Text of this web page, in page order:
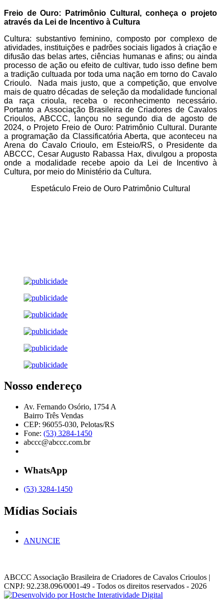
Freio de Ouro: Patrimônio Cultural, conheça o projeto
através da Lei de Incentivo à Cultura
Cultura: substantivo feminino, composto por complexo de
atividades, instituições e padrões sociais ligados à criação e
difusão das belas artes, ciências humanas e afins; ou ainda
processo de ação ou efeito de cultivar, tudo isso define bem
a tradição cultuada por toda uma nação em torno do Cavalo
Crioulo. Nada mais justo, que a competição, que envolve
mais de quatro décadas de seleção da modalidade funcional
da raça crioula, receba o reconhecimento necessário.
Portanto a Associação Brasileira de Criadores de Cavalos
Crioulos, ABCCC, lançou no segundo dia de agosto de
2024, o Projeto Freio de Ouro: Patrimônio Cultural. Durante
a programação da Classificatória Aberta, que aconteceu na
Arena do Cavalo Crioulo, em Esteio/RS, o Presidente da
ABCCC, Cesar Augusto Rabassa Hax, divulgou a proposta
onde a modalidade recebe apoio da Lei de Incentivo à
Cultura, por meio do Ministério da Cultura.
Espetáculo Freio de Ouro Patrimônio Cultural
Nosso endereço
Av. Fernando Osório, 1754 A
Bairro Três Vendas
CEP: 96055-030, Pelotas/RS
Fone: (53) 3284-1450
abccc@abccc.com.br
WhatsApp
(53) 3284-1450
Mídias Sociais
ANUNCIE
ABCCC Associação Brasileira de Criadores de Cavalos Crioulos |
CNPJ: 92.238.096/0001-49 - Todos os direitos reservados - 2026